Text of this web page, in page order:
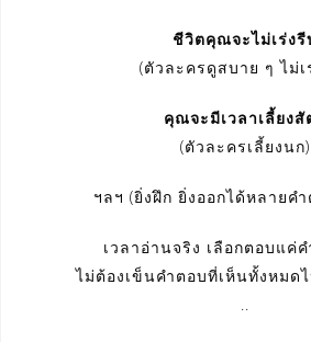
ชีวิตคุณจะไม่เร่งรี
(ตัวละครดูสบาย ๆ ไม่เ
คุณจะมีเวลาเลี้ยงสั
(ตัวละครเลี้ยงนก)
ฯลฯ (ยิ่งฝึก ยิ่งออกได้หลายค
เวลาอ่านจริง เลือกตอบแค่
ไม่ต้องเข็นคำตอบที่เห็นทั้งหมด